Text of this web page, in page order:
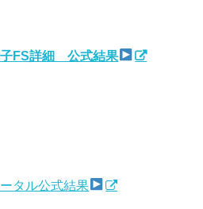
FS詳細 公式結果
タル公式結果